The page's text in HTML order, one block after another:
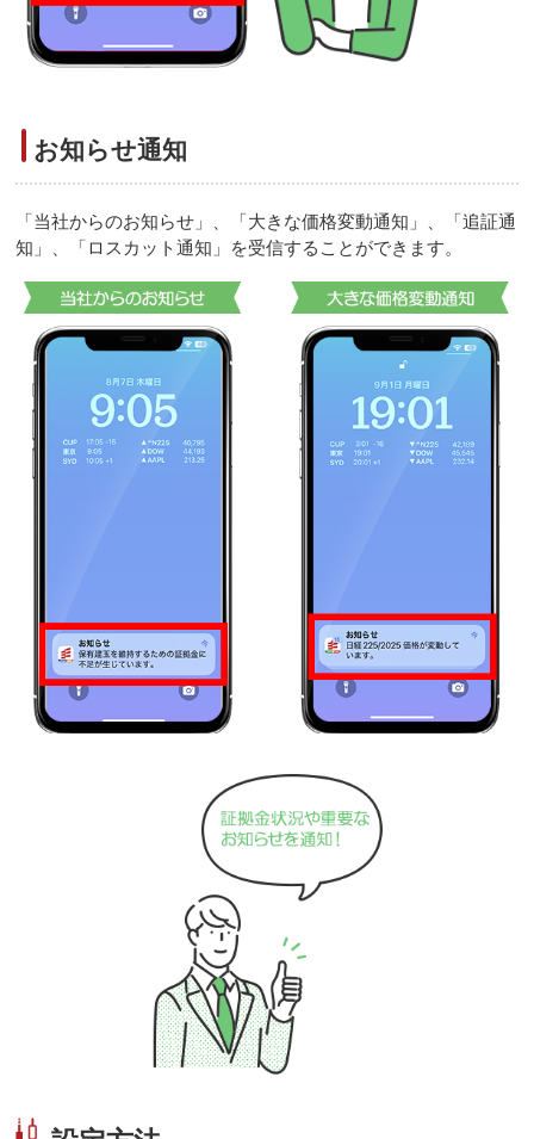
お知らせ通知
「当社からのお知らせ」、「大きな価格変動通知」、「追証通
知」、「ロスカット通知」を受信することができます。